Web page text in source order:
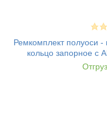
Ремкомплект полуоси
кольцо запорное с